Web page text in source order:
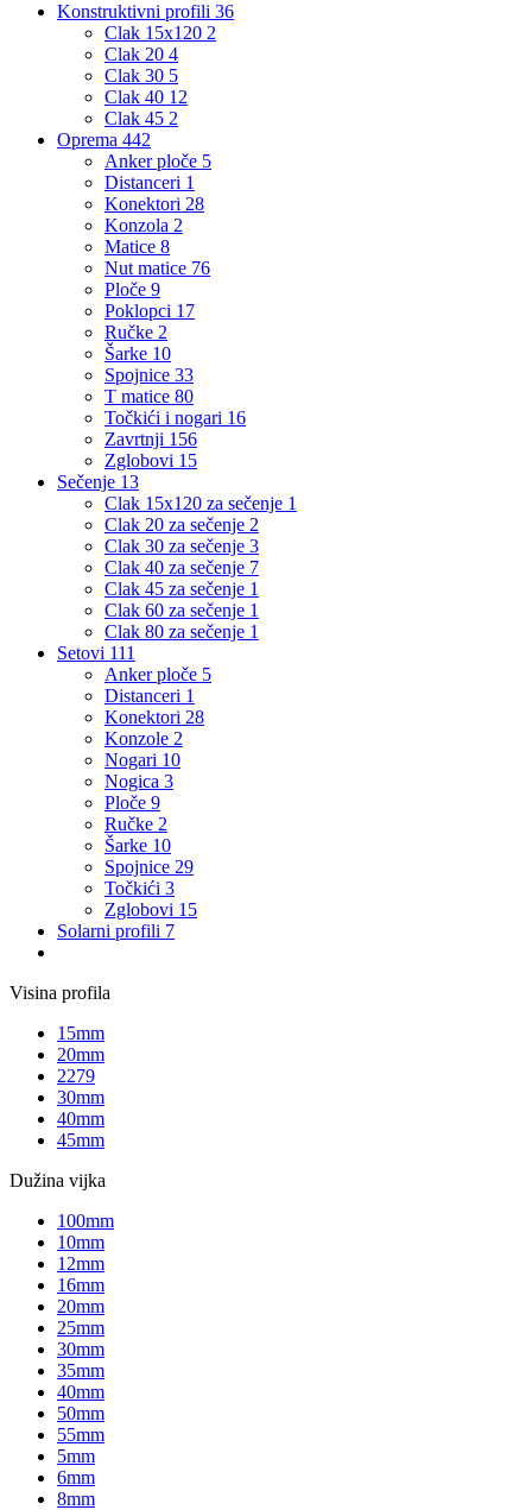
Konstruktivni profili 36
Clak 15x120 2
Clak 20 4
Clak 30 5
Clak 40 12
Clak 45 2
Oprema 442
Anker ploče 5
Distanceri 1
Konektori 28
Konzola 2
Matice 8
Nut matice 76
Ploče 9
Poklopci 17
Ručke 2
Šarke 10
Spojnice 33
T matice 80
Točkići i nogari 16
Zavrtnji 156
Zglobovi 15
Sečenje 13
Clak 15x120 za sečenje 1
Clak 20 za sečenje 2
Clak 30 za sečenje 3
Clak 40 za sečenje 7
Clak 45 za sečenje 1
Clak 60 za sečenje 1
Clak 80 za sečenje 1
Setovi 111
Anker ploče 5
Distanceri 1
Konektori 28
Konzole 2
Nogari 10
Nogica 3
Ploče 9
Ručke 2
Šarke 10
Spojnice 29
Točkići 3
Zglobovi 15
Solarni profili 7
Visina profila
15mm
20mm
2279
30mm
40mm
45mm
Dužina vijka
100mm
10mm
12mm
16mm
20mm
25mm
30mm
35mm
40mm
50mm
55mm
5mm
6mm
8mm